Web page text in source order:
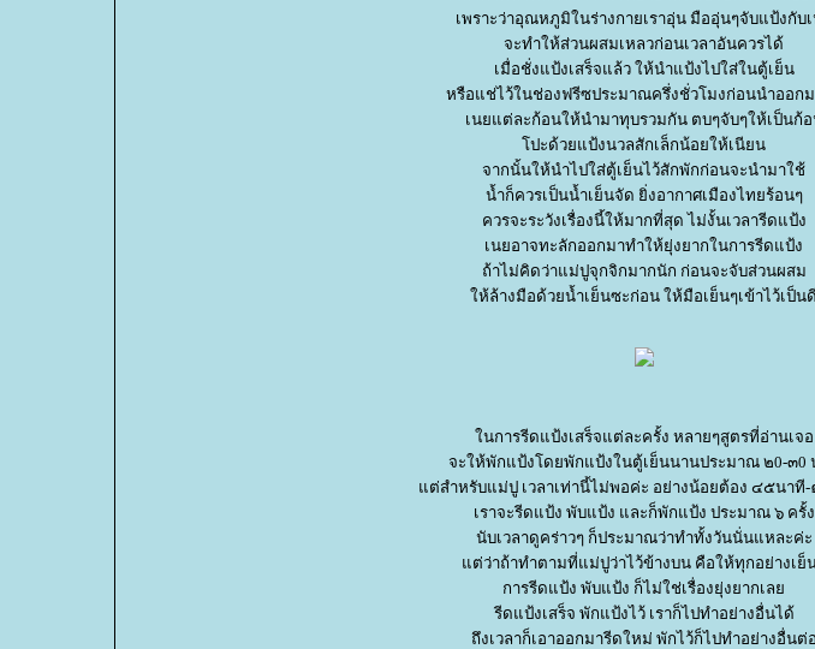
เพราะว่าอุณหภูมิในร่างกายเราอุ่น มืออุ่นๆจับแป้งกั
จะทำให้ส่วนผสมเหลวก่อนเวลาอันควรได้
เมื่อชั่งแป้งเสร็จแล้ว ให้นำแป้งไปใส่ในตู้เย็น
หรือแช่ไว้ในช่องฟรีซประมาณครึ่งชั่วโมงก่อนนำออก
เนยแต่ละก้อนให้นำมาทุบรวมกัน ตบๆจับๆให้เป็นก้
ปะด้วยแป้งนวลสักเล็กน้อยให้เนียน
จากนั้นให้นำไปใส่ตู้เย็นไว้สักพักก่อนจะนำมาใช้
น้ำก็ควรเป็นน้ำเย็นจัด ยิ่งอากาศเมืองไทยร้อนๆ
ควรจะระวังเรื่องนี้ให้มากที่สุด ไม่งั้นเวลารีดแป้ง
เนยอาจทะลักออกมาทำให้ยุ่งยากในการรีดแป้ง
ถ้าไม่คิดว่าแม่ปูจุกจิกมากนัก ก่อนจะจับส่วนผสม
ห้ล้างมือด้วยน้ำเย็นซะก่อน ให้มือเย็นๆเข้าไว้เป็นดี
นการรีดแป้งเสร็จแต่ละครั้ง หลายๆสูตรที่อ่านเจอ
จะให้พักแป้งโดยพักแป้งในตู้เย็นนานประมาณ ๒0-๓0
ต่สำหรับแม่ปู เวลาเท่านี้ไม่พอค่ะ อย่างน้อยต้อง ๔๕นาที-
เราจะรีดแป้ง พับแป้ง และก็พักแป้ง ประมาณ ๖ ครั้ง
นับเวลาดูคร่าวๆ ก็ประมาณว่าทำทั้งวันนั่นแหละค่ะ
ต่ว่าถ้าทำตามที่แม่ปูว่าไว้ข้างบน คือให้ทุกอย่างเย็
การรีดแป้ง พับแป้ง ก็ไม่ใช่เรื่องยุ่งยากเล
รีดแป้งเสร็จ พักแป้งไว้ เราก็ไปทำอย่างอื่นได้
ถึงเวลาก็เอาออกมารีดใหม่ พักไว้ก็ไปทำอย่างอื่นต่อ